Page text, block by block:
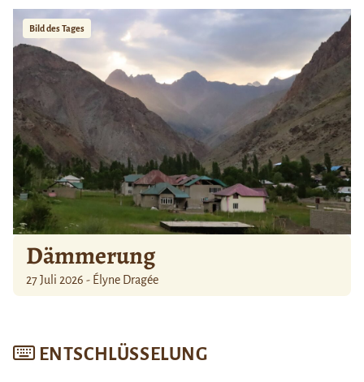
Bild des Tages
Dämmerung
27 Juli 2026 - Élyne Dragée
ENTSCHLÜSSELUNG